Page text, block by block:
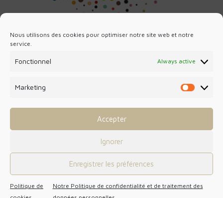
Nous utilisons des cookies pour optimiser notre site web et notre
service.
Fonctionnel Always active
Marketing
Accepter
Ignorer
Enregistrer les préférences
Politique de
Notre Politique de confidentialité et de traitement des
Forgotten password?
| © DSO Accounting Experts |Communication agency